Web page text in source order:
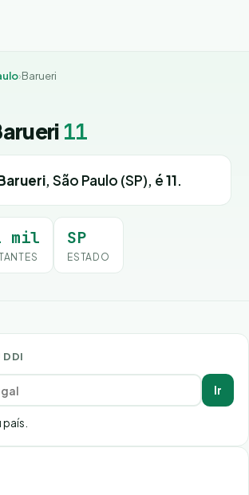
›Barueri
11
, São Paulo (SP), é11.
mil SP
ESTADO
DDI
Ir